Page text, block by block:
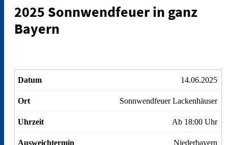
2025 Sonnwendfeuer in ganz
Bayern
14.06.2025
Sonnwendfeuer Lackenhäuser
Ab 18:00 Uhr
Niederbayern